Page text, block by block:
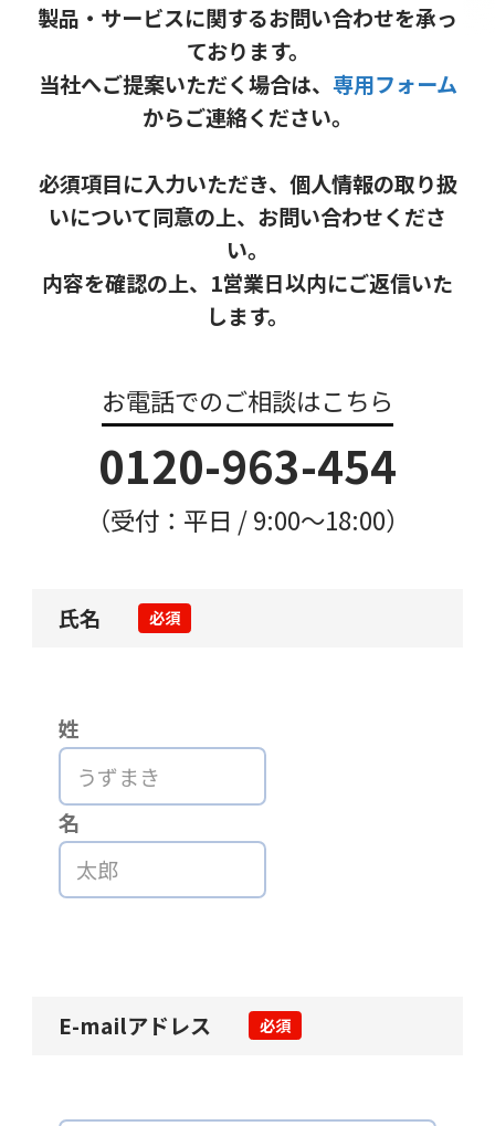
製品・サービスに関するお問い合わせを承っ
ております。
当社へご提案いただく場合は、 専用フォーム
からご連絡ください。
必須項目に入力いただき、個人情報の取り扱
いについて同意の上、お問い合わせくださ
い。
内容を確認の上、1営業日以内にご返信いた
します。
お電話でのご相談はこちら
0120-963-454
（受付：平日 / 9:00〜18:00）
氏名 必須
姓
名
E-mailアドレス 必須